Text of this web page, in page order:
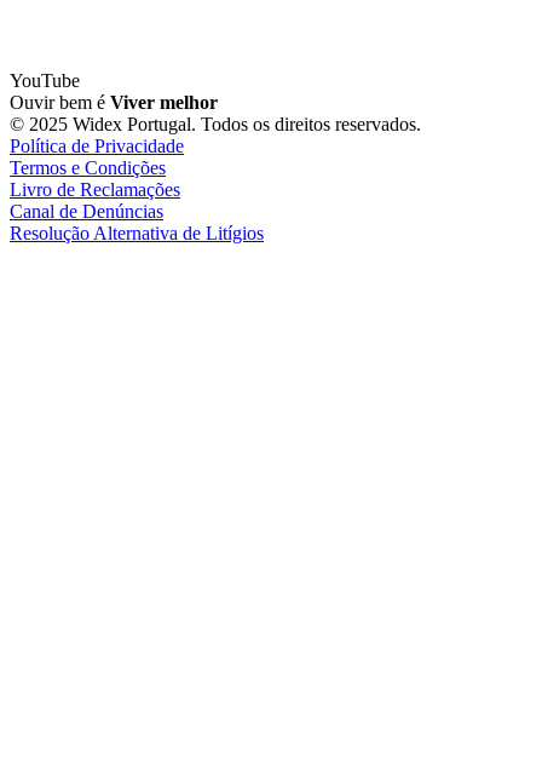
YouTube
Ouvir bem é Viver melhor
© 2025 Widex Portugal. Todos os direitos reservados.
Política de Privacidade
Termos e Condições
Livro de Reclamações
Canal de Denúncias
Resolução Alternativa de Litígios